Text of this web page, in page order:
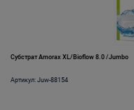
Субстрат Amorax XL/Bioflow 8.0 /Jumbo
Артикул: Juw-88154